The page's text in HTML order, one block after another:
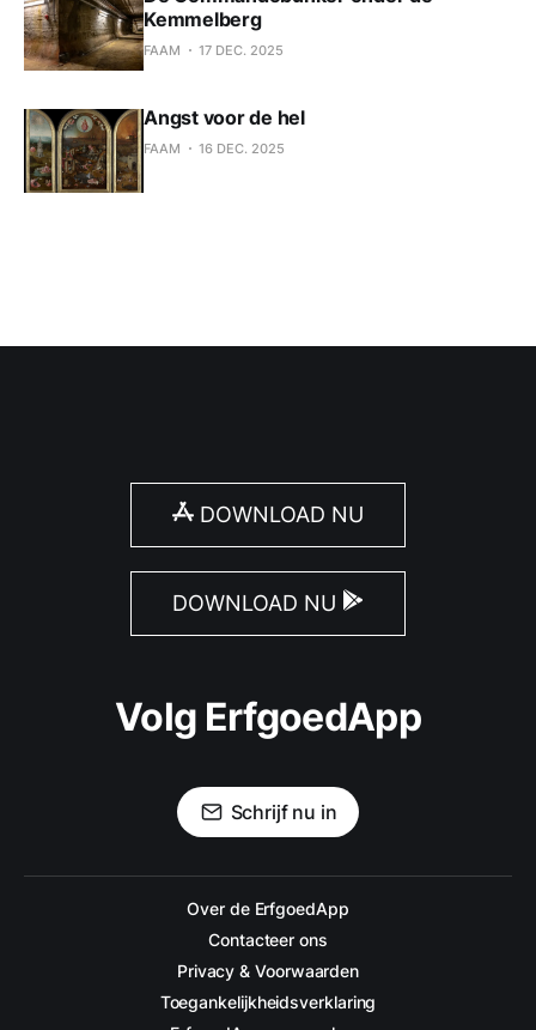
Kemmelberg
FAAM 17 DEC. 2025
Angst voor de hel
FAAM 16 DEC. 2025
DOWNLOAD NU
DOWNLOAD NU
Volg ErfgoedApp
Schrijf nu in
Over de ErfgoedApp
Contacteer ons
Privacy & Voorwaarden
Toegankelijkheidsverklaring